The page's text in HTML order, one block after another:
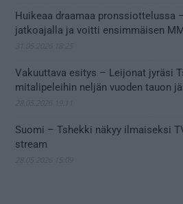
Huikeaa draamaa pronssiottelussa
jatkoajalla ja voitti ensimmäisen
Vakuuttava esitys – Leijonat jyräsi
mitalipeleihin neljän vuoden tauon
Suomi – Tshekki näkyy ilmaiseksi
stream